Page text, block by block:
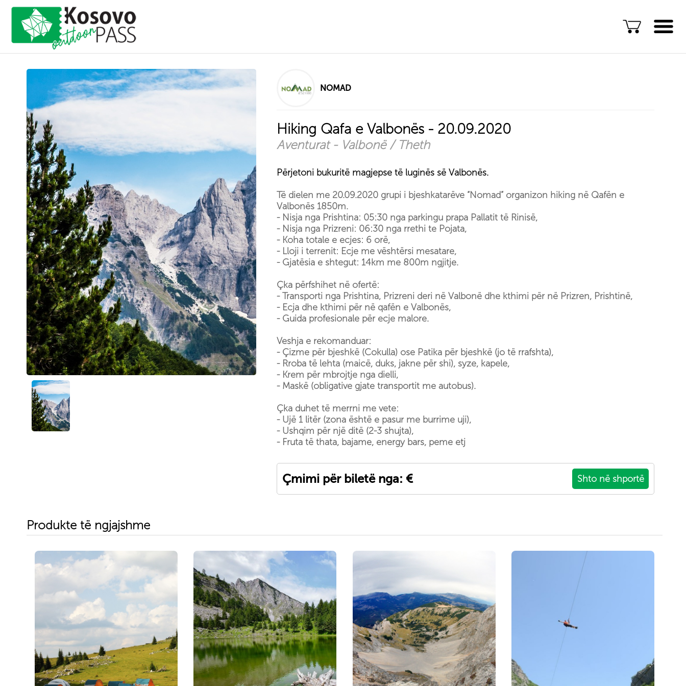
Aventurat më të vlerësuara në
Kosovë
Eksploro sipas qytetit
Istog
NOMAD
Hiking Qafa e Valbonës - 20.09.2020
Aventurat - Valbonë / Theth
Përjetoni bukuritë magjepse të luginës së Valbonës.
Të dielen me 20.09.2020 grupi i bjeshkatarëve “Nomad” organizon hiking në Qafën e
Valbonës 1850m.
- Nisja nga Prishtina: 05:30 nga parkingu prapa Pallatit të Rinisë,
- Nisja nga Prizreni: 06:30 nga rrethi te Pojata,
- Koha totale e ecjes: 6 orë,
- Lloji i terrenit: Ecje me vështërsi mesatare,
- Gjatësia e shtegut: 14km me 800m ngjitje.
Çka përfshihet në ofertë:
- Transporti nga Prishtina, Prizreni deri në Valbonë dhe kthimi për në Prizren, Prishtinë,
- Ecja dhe kthimi për në qafën e Valbonës,
- Guida profesionale për ecje malore.
Veshja e rekomanduar:
- Çizme për bjeshkë (Cokulla) ose Patika për bjeshkë (jo të rrafshta),
- Rroba të lehta (maicë, duks, jakne për shi), syze, kapele,
- Krem për mbrojtje nga dielli,
- Maskë (obligative gjate transportit me autobus).
Çka duhet të merrni me vete:
- Ujë 1 litër (zona është e pasur me burrime uji),
- Ushqim për një ditë (2-3 shujta),
- Fruta të thata, bajame, energy bars, peme etj
Çmimi për biletë nga: € Shto në shportë
Produkte të ngjajshme